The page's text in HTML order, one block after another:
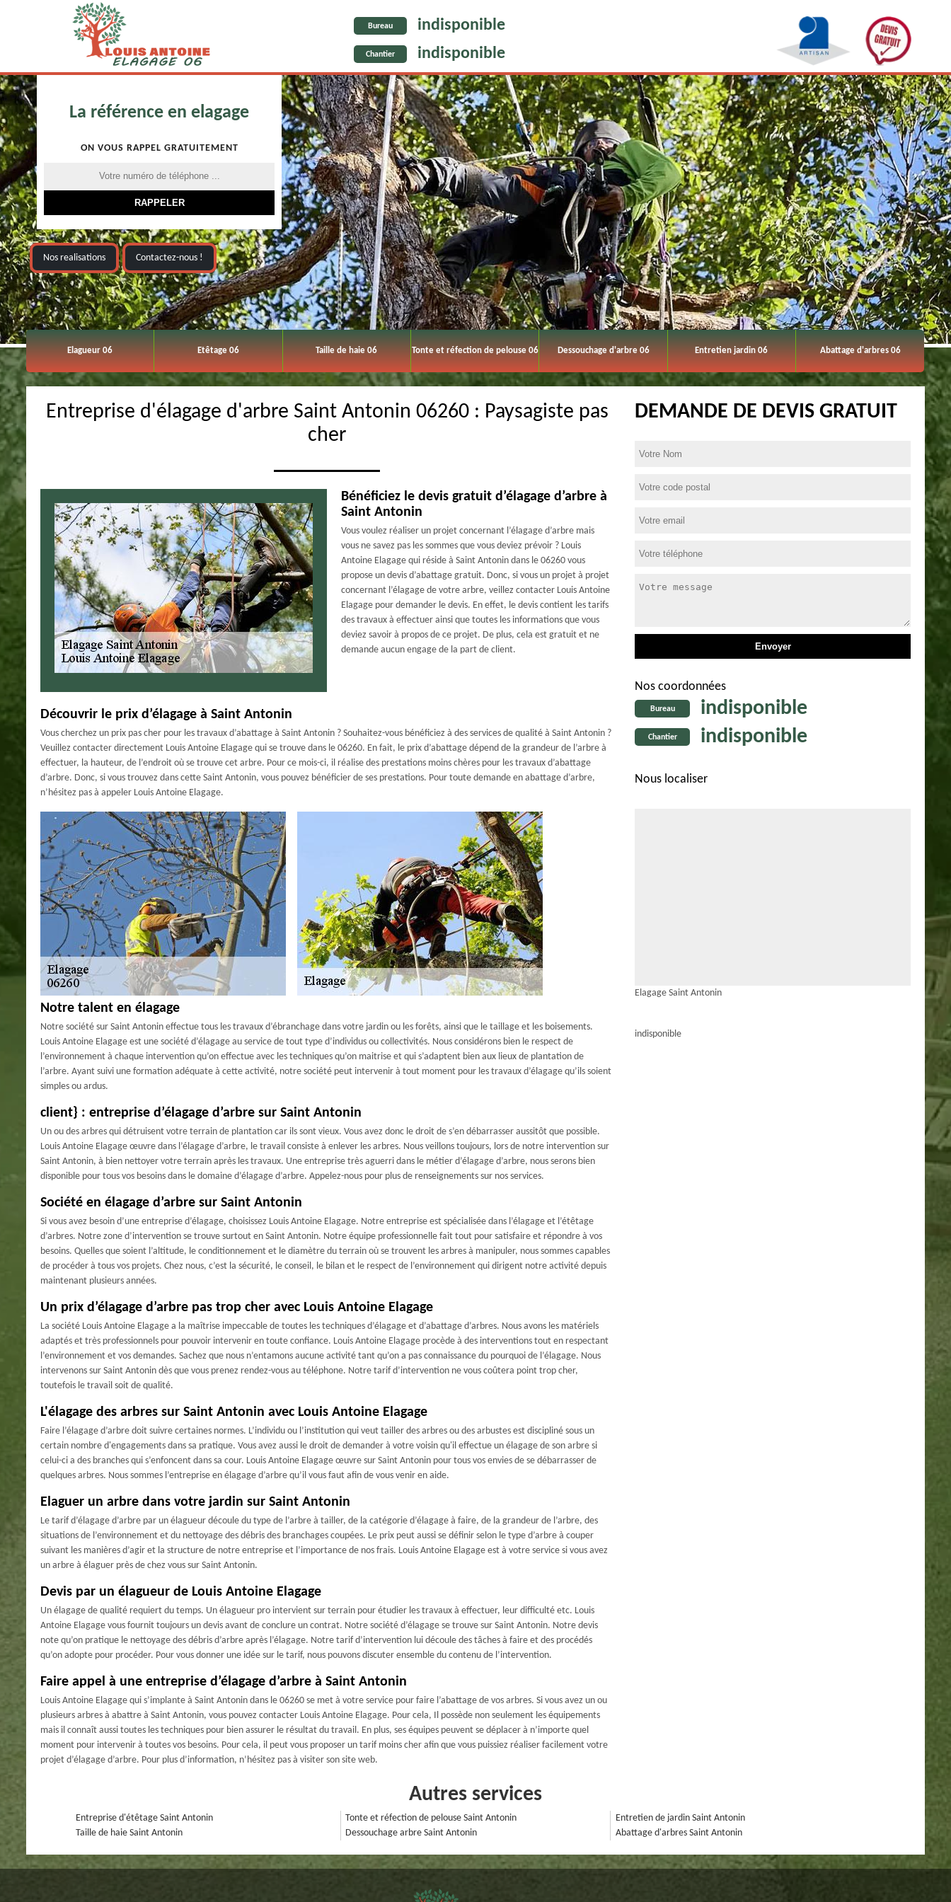
Bureau indisponible
Chantier indisponible
La référence en elagage
ON VOUS RAPPEL GRATUITEMENT
Nos realisations Contactez-nous !
Elagueur 06 Etêtage 06 Taille de haie 06 Tonte et réfection de pelouse 06 Dessouchage d'arbre 06 Entretien jardin 06 Abattage d'arbres 06
Entreprise d'élagage d'arbre Saint Antonin 06260 : Paysagiste pas
cher
Bénéficiez le devis gratuit d’élagage d’arbre à
Saint Antonin
Vous voulez réaliser un projet concernant l’élagage d’arbre mais
vous ne savez pas les sommes que vous deviez prévoir ? Louis
Antoine Elagage qui réside à Saint Antonin dans le 06260 vous
propose un devis d’abattage gratuit. Donc, si vous un projet à projet
concernant l’élagage de votre arbre, veillez contacter Louis Antoine
Elagage pour demander le devis. En effet, le devis contient les tarifs
des travaux à effectuer ainsi que toutes les informations que vous
deviez savoir à propos de ce projet. De plus, cela est gratuit et ne
demande aucun engage de la part de client.
Découvrir le prix d’élagage à Saint Antonin
Vous cherchez un prix pas cher pour les travaux d’abattage à Saint Antonin ? Souhaitez-vous bénéficiez à des services de qualité à Saint Antonin ?
Veuillez contacter directement Louis Antoine Elagage qui se trouve dans le 06260. En fait, le prix d’abattage dépend de la grandeur de l’arbre à
effectuer, la hauteur, de l’endroit où se trouve cet arbre. Pour ce mois-ci, il réalise des prestations moins chères pour les travaux d’abattage
d’arbre. Donc, si vous trouvez dans cette Saint Antonin, vous pouvez bénéficier de ses prestations. Pour toute demande en abattage d’arbre,
n’hésitez pas à appeler Louis Antoine Elagage.
Notre talent en élagage
Notre société sur Saint Antonin effectue tous les travaux d’ébranchage dans votre jardin ou les forêts, ainsi que le taillage et les boisements.
Louis Antoine Elagage est une société d’élagage au service de tout type d’individus ou collectivités. Nous considérons bien le respect de
l’environnement à chaque intervention qu’on effectue avec les techniques qu’on maitrise et qui s’adaptent bien aux lieux de plantation de
l’arbre. Ayant suivi une formation adéquate à cette activité, notre société peut intervenir à tout moment pour les travaux d’élagage qu’ils soient
simples ou ardus.
client} : entreprise d’élagage d’arbre sur Saint Antonin
Un ou des arbres qui détruisent votre terrain de plantation car ils sont vieux. Vous avez donc le droit de s’en débarrasser aussitôt que possible.
Louis Antoine Elagage œuvre dans l’élagage d’arbre, le travail consiste à enlever les arbres. Nous veillons toujours, lors de notre intervention sur
Saint Antonin, à bien nettoyer votre terrain après les travaux. Une entreprise très aguerri dans le métier d’élagage d’arbre, nous serons bien
disponible pour tous vos besoins dans le domaine d’élagage d’arbre. Appelez-nous pour plus de renseignements sur nos services.
Société en élagage d’arbre sur Saint Antonin
Si vous avez besoin d’une entreprise d’élagage, choisissez Louis Antoine Elagage. Notre entreprise est spécialisée dans l’élagage et l’étêtage
d’arbres. Notre zone d’intervention se trouve surtout en Saint Antonin. Notre équipe professionnelle fait tout pour satisfaire et répondre à vos
besoins. Quelles que soient l’altitude, le conditionnement et le diamètre du terrain où se trouvent les arbres à manipuler, nous sommes capables
de procéder à tous vos projets. Chez nous, c’est la sécurité, le conseil, le bilan et le respect de l’environnement qui dirigent notre activité depuis
maintenant plusieurs années.
Un prix d’élagage d’arbre pas trop cher avec Louis Antoine Elagage
La société Louis Antoine Elagage a la maîtrise impeccable de toutes les techniques d’élagage et d’abattage d’arbres. Nous avons les matériels
adaptés et très professionnels pour pouvoir intervenir en toute confiance. Louis Antoine Elagage procède à des interventions tout en respectant
l’environnement et vos demandes. Sachez que nous n’entamons aucune activité tant qu’on a pas connaissance du pourquoi de l’élagage. Nous
intervenons sur Saint Antonin dès que vous prenez rendez-vous au téléphone. Notre tarif d’intervention ne vous coûtera point trop cher,
toutefois le travail soit de qualité.
L'élagage des arbres sur Saint Antonin avec Louis Antoine Elagage
Faire l’élagage d’arbre doit suivre certaines normes. L’individu ou l’institution qui veut tailler des arbres ou des arbustes est discipliné sous un
certain nombre d'engagements dans sa pratique. Vous avez aussi le droit de demander à votre voisin qu'il effectue un élagage de son arbre si
celui-ci a des branches qui s’enfoncent dans sa cour. Louis Antoine Elagage œuvre sur Saint Antonin pour tous vos envies de se débarrasser de
quelques arbres. Nous sommes l’entreprise en élagage d’arbre qu’il vous faut afin de vous venir en aide.
Elaguer un arbre dans votre jardin sur Saint Antonin
Le tarif d’élagage d’arbre par un élagueur découle du type de l’arbre à tailler, de la catégorie d’élagage à faire, de la grandeur de l’arbre, des
situations de l’environnement et du nettoyage des débris des branchages coupées. Le prix peut aussi se définir selon le type d’arbre à couper
suivant les manières d’agir et la structure de notre entreprise et l’importance de nos frais. Louis Antoine Elagage est à votre service si vous avez
un arbre à élaguer près de chez vous sur Saint Antonin.
Devis par un élagueur de Louis Antoine Elagage
Un élagage de qualité requiert du temps. Un élagueur pro intervient sur terrain pour étudier les travaux à effectuer, leur difficulté etc. Louis
Antoine Elagage vous fournit toujours un devis avant de conclure un contrat. Notre société d’élagage se trouve sur Saint Antonin. Notre devis
note qu’on pratique le nettoyage des débris d’arbre après l’élagage. Notre tarif d’intervention lui découle des tâches à faire et des procédés
qu’on adopte pour procéder. Pour vous donner une idée sur le tarif, nous pouvons discuter ensemble du contenu de l’intervention.
Faire appel à une entreprise d’élagage d’arbre à Saint Antonin
Louis Antoine Elagage qui s’implante à Saint Antonin dans le 06260 se met à votre service pour faire l’abattage de vos arbres. Si vous avez un ou
plusieurs arbres à abattre à Saint Antonin, vous pouvez contacter Louis Antoine Elagage. Pour cela, Il possède non seulement les équipements
mais il connaît aussi toutes les techniques pour bien assurer le résultat du travail. En plus, ses équipes peuvent se déplacer à n’importe quel
moment pour intervenir à toutes vos besoins. Pour cela, il peut vous proposer un tarif moins cher afin que vous puissiez réaliser facilement votre
projet d’élagage d’arbre. Pour plus d’information, n’hésitez pas à visiter son site web.
DEMANDE DE DEVIS GRATUIT
Nos coordonnées
Bureau indisponible
Chantier indisponible
Nous localiser
Elagage Saint Antonin
indisponible
Autres services
Entreprise d'étêtage Saint Antonin
Taille de haie Saint Antonin
Tonte et réfection de pelouse Saint Antonin
Dessouchage arbre Saint Antonin
Entretien de jardin Saint Antonin
Abattage d'arbres Saint Antonin